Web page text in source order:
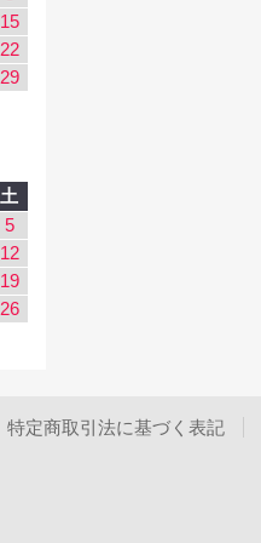
15
22
29
土
5
12
19
26
特定商取引法に基づく表記